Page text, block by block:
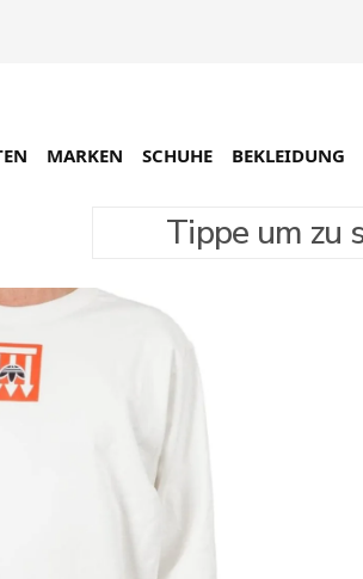
Tippe um zu suchen
MARKEN SCHUHE BEKLEIDUNG